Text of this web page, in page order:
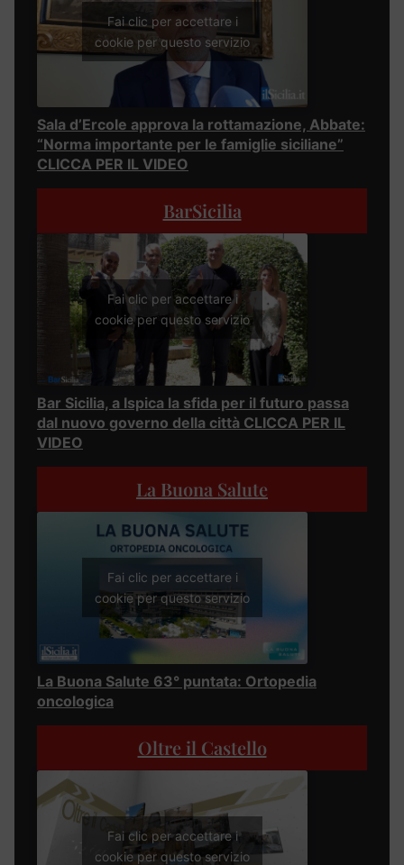
Fai clic per accettare i
cookie per questo servizio
Sala d’Ercole approva la rottamazione, Abbate:
“Norma importante per le famiglie siciliane”
CLICCA PER IL VIDEO
BarSicilia
Fai clic per accettare i
cookie per questo servizio
Bar Sicilia, a Ispica la sfida per il futuro passa
dal nuovo governo della città CLICCA PER IL
VIDEO
La Buona Salute
Fai clic per accettare i
cookie per questo servizio
La Buona Salute 63° puntata: Ortopedia
oncologica
Oltre il Castello
Fai clic per accettare i
cookie per questo servizio